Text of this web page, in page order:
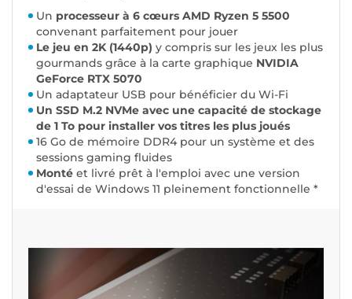
Un processeur à 6 cœurs AMD Ryzen 5 5500
convenant parfaitement pour jouer
Le jeu en 2K (1440p) y compris sur les jeux les plus
gourmands grâce à la carte graphique NVIDIA
GeForce RTX 5070
Un adaptateur USB pour bénéficier du Wi-Fi
Un SSD M.2 NVMe avec une capacité de stockage
de 1 To pour installer vos titres les plus joués
16 Go de mémoire DDR4 pour un système et des
sessions gaming fluides
Monté et livré prêt à l'emploi avec une version
d'essai de Windows 11 pleinement fonctionnelle *